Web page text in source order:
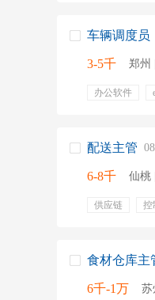
车辆调度员
3-5千 郑州
办公软件
配送主管
6-8千 仙桃
供应链 控
食材仓库主
6千-1万 苏